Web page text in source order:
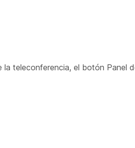
la teleconferencia, el botón Panel